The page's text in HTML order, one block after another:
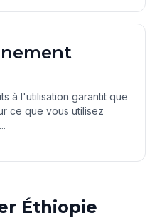
à l'utilisation garantit que
ce que vous utilisez
Éthiopie